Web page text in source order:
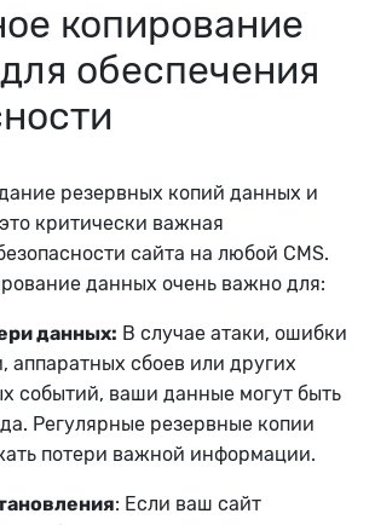
копирование
обеспечения
резервных копий данных и
критически важная
сайта на любой CMS.
данных очень важно для:
данных: В случае атаки, ошибки
аппаратных сбоев или других
событий, ваши данные могут быть
Регулярные резервные копии
потери важной информации.
: Если ваш сайт